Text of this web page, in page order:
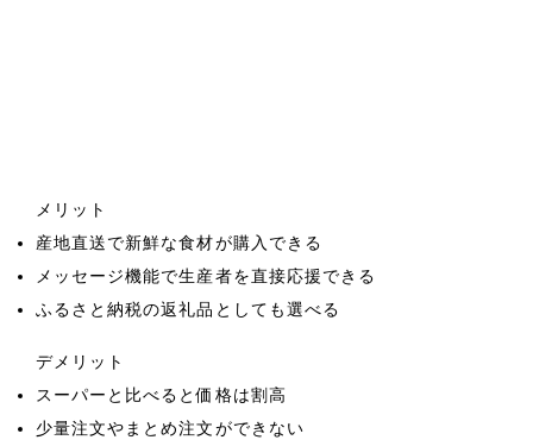
メリット
産地直送で新鮮な食材が購入できる
メッセージ機能で生産者を直接応援できる
ふるさと納税の返礼品としても選べる
デメリット
スーパーと比べると価格は割高
少量注文やまとめ注文ができない